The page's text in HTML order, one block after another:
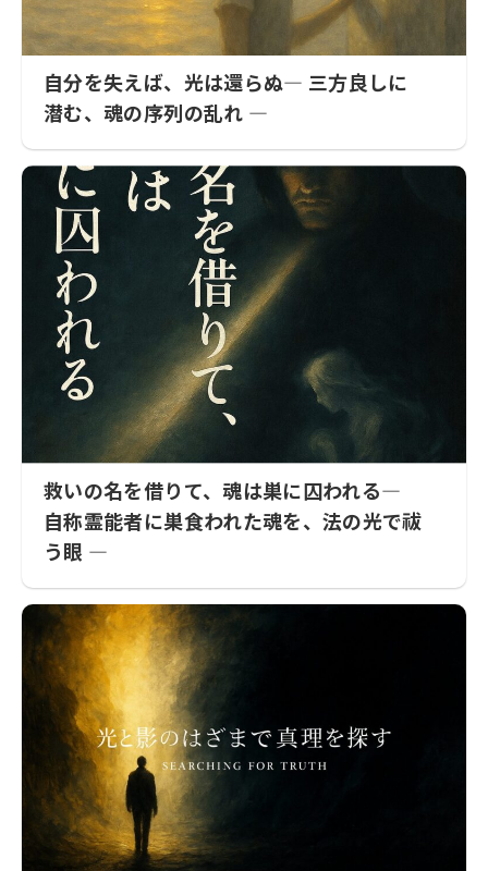
自分を失えば、光は還らぬ― 三方良しに
潜む、魂の序列の乱れ ―
救いの名を借りて、魂は巣に囚われる―
自称霊能者に巣食われた魂を、法の光で祓
う眼 ―